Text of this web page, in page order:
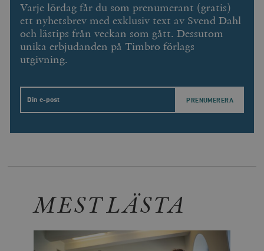
Varje lördag får du som prenumerant (gratis)
ett nyhetsbrev med exklusiv text av Svend Dahl
och lästips från veckan som gått. Dessutom
unika erbjudanden på Timbro förlags
utgivning.
Email
MEST LÄSTA